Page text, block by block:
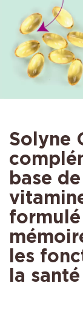
Solyne
base
les
la